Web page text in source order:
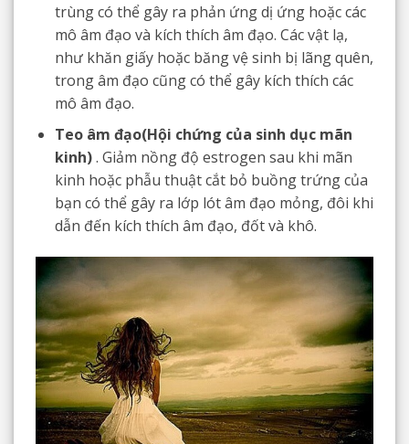
trùng có thể gây ra phản ứng dị ứng hoặc các
mô âm đạo và kích thích âm đạo. Các vật lạ,
như khăn giấy hoặc băng vệ sinh bị lãng quên,
trong âm đạo cũng có thể gây kích thích các
mô âm đạo.
Teo âm đạo(Hội chứng của sinh dục mãn
kinh). Giảm nồng độ estrogen sau khi mãn
kinh hoặc phẫu thuật cắt bỏ buồng trứng của
bạn có thể gây ra lớp lót âm đạo mỏng, đôi khi
dẫn đến kích thích âm đạo, đốt và khô.